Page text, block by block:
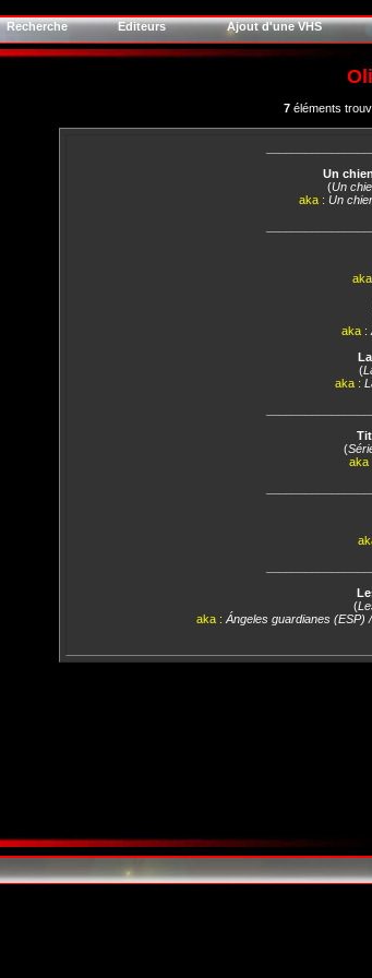
Recherche Editeurs Ajout d'une VHS
7éléments
Un
(Un
aka : Un
aka :
(
aka :
(
aka
(
aka : Ángeles guardianes (ESP)